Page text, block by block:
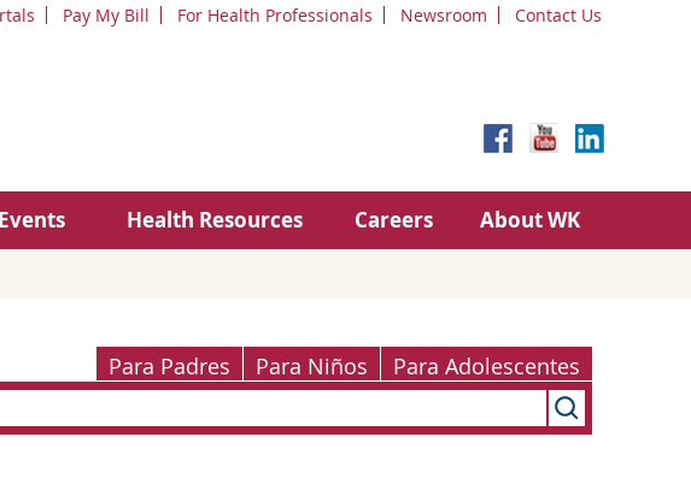
Pay My Bill For Health Professionals Newsroom Contact Us
Health Resources Careers About WK
Para Padres Para Niños Para Adolescentes